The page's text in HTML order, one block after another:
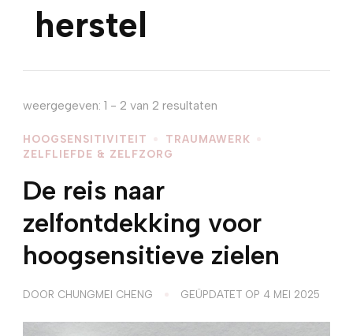
herstel
weergegeven: 1 - 2 van 2 resultaten
HOOGSENSITIVITEIT
TRAUMAWERK
ZELFLIEFDE & ZELFZORG
De reis naar
zelfontdekking voor
hoogsensitieve zielen
DOOR CHUNGMEI CHENG GEÜPDATET OP 4 MEI 2025